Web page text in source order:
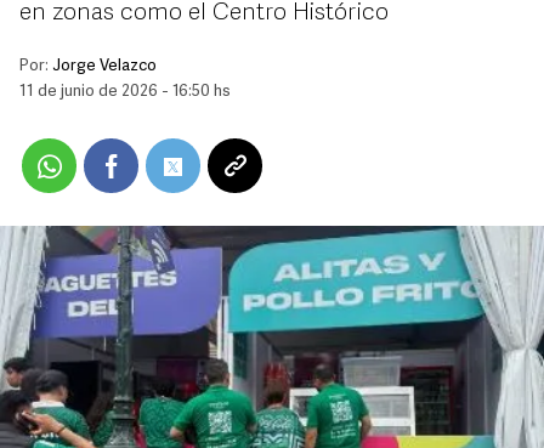
en zonas como el Centro Histórico
Por: Jorge Velazco
11 de junio de 2026 - 16:50 hs